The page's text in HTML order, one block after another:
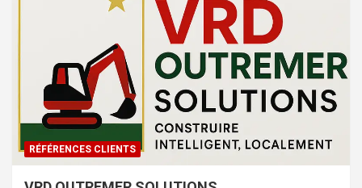
RÉFÉRENCES CLIENTS